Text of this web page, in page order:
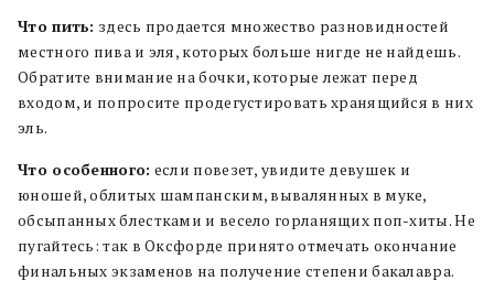
Что пить: здесь продается множество разновидностей
местного пива и эля, которых больше нигде не найдешь.
Обратите внимание на бочки, которые лежат перед
входом, и попросите продегустировать хранящийся в них
эль.
Что особенного: если повезет, увидите девушек и
юношей, облитых шампанским, вывалянных в муке,
обсыпанных блестками и весело горланящих поп-хиты. Не
пугайтесь: так в Оксфорде принято отмечать окончание
финальных экзаменов на получение степени бакалавра.